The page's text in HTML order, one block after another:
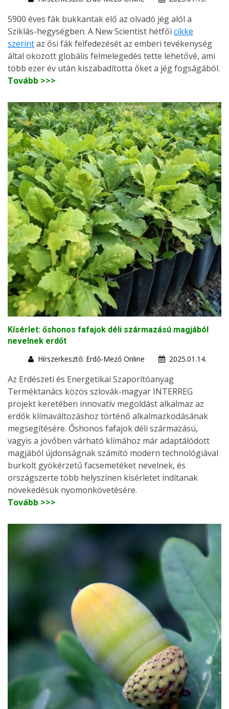
5900 éves fák bukkantak elő az olvadó jég alól a
Sziklás-hegységben. A New Scientist hétfői cikke
szerintaz ősi fák felfedezését az emberi tevékenység
által okozott globális felmelegedés tette lehetővé, ami
több ezer év után kiszabadította őket a jég fogságából.
Tovább >>>
Kísérlet: őshonos fafajok déli származású magjából
nevelnek erdőt
Hírszerkesztő: Erdő-Mező Online
2025.01.14.
Az Erdészeti és Energetikai Szaporítóanyag
Terméktanács közös szlovák-magyar INTERREG
projekt keretében innovatív megoldást alkalmaz az
erdők klímaváltozáshoz történő alkalmazkodásának
megsegítésére. Őshonos fafajok déli származású,
vagyis a jövőben várható klímához már adaptálódott
magjából újdonságnak számító modern technológiával
burkolt gyökérzetű facsemetéket nevelnek, és
országszerte több helyszínen kísérletet indítanak
növekedésük nyomonkövetésére.
Tovább >>>